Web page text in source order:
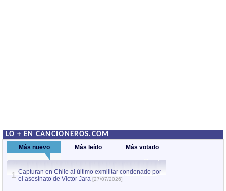
LO + EN CANCIONEROS.COM
Más nuevo Más leído Más votado
1 Capturan en Chile al último exmilitar condenado por
el asesinato de Víctor Jara [27/07/2026]